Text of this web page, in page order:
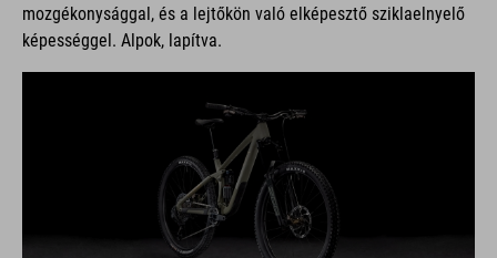
mozgékonysággal, és a lejtőkön való elképesztő sziklaelnyelő
képességgel. Alpok, lapítva.